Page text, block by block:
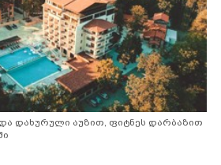
დახურული აუზით, ფიტნეს დარბაზით